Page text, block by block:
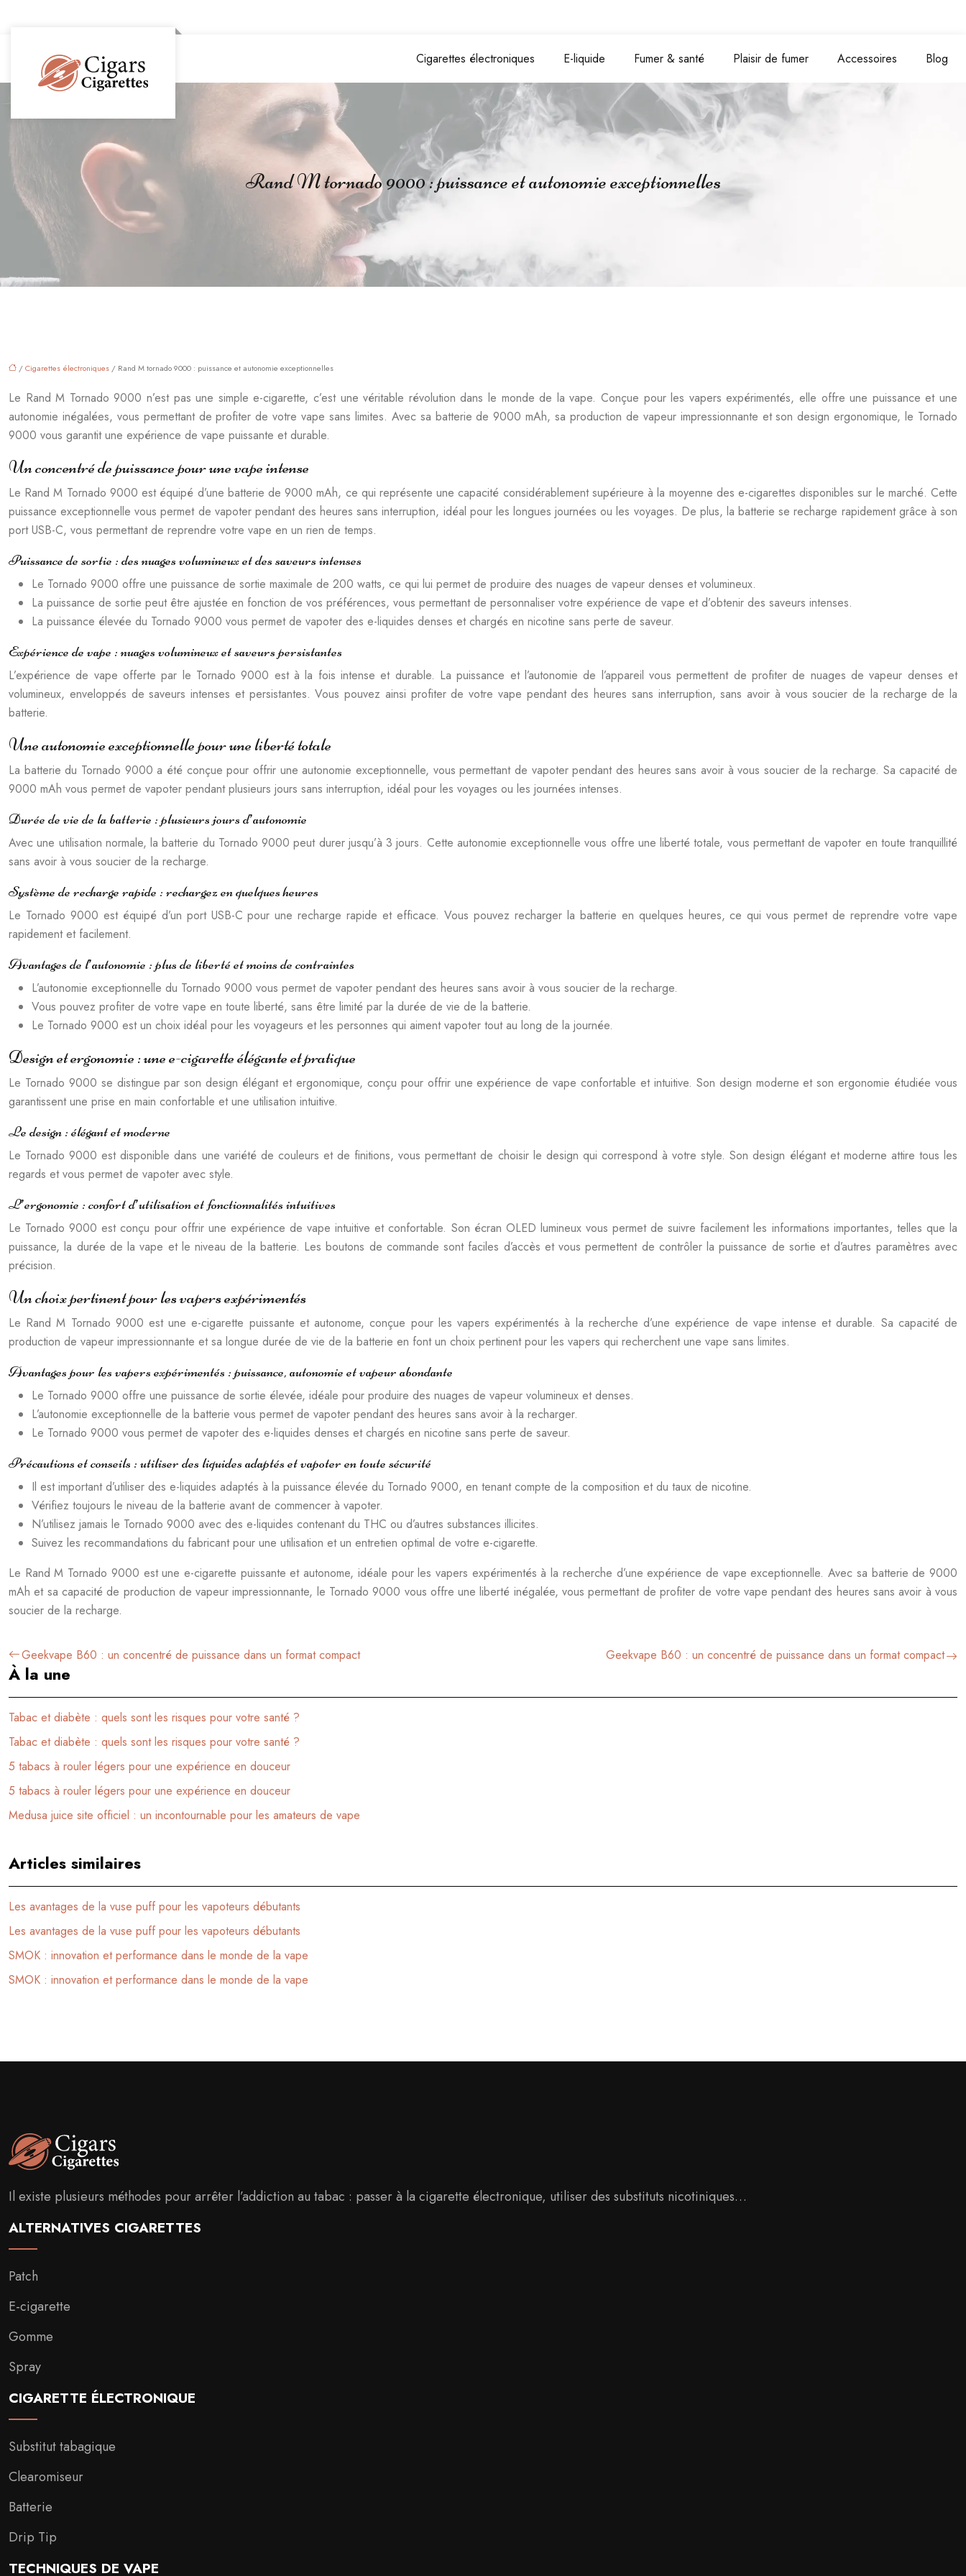
Cigarettes électroniques E-liquide Fumer & santé Plaisir de fumer Accessoires Blog
Rand M tornado 9000 : puissance et autonomie exceptionnelles
/Cigarettes électroniques / Rand M tornado 9000 : puissance et autonomie exceptionnelles
Le Rand M Tornado 9000 n’est pas une simple e-cigarette, c’est une véritable révolution dans le monde de la vape. Conçue pour les vapers expérimentés, elle offre une puissance et une
autonomie inégalées, vous permettant de profiter de votre vape sans limites. Avec sa batterie de 9000 mAh, sa production de vapeur impressionnante et son design ergonomique, le Tornado
9000 vous garantit une expérience de vape puissante et durable.
Un concentré de puissance pour une vape intense
Le Rand M Tornado 9000 est équipé d’une batterie de 9000 mAh, ce qui représente une capacité considérablement supérieure à la moyenne des e-cigarettes disponibles sur le marché. Cette
puissance exceptionnelle vous permet de vapoter pendant des heures sans interruption, idéal pour les longues journées ou les voyages. De plus, la batterie se recharge rapidement grâce à son
port USB-C, vous permettant de reprendre votre vape en un rien de temps.
Puissance de sortie : des nuages volumineux et des saveurs intenses
Le Tornado 9000 offre une puissance de sortie maximale de 200 watts, ce qui lui permet de produire des nuages de vapeur denses et volumineux.
La puissance de sortie peut être ajustée en fonction de vos préférences, vous permettant de personnaliser votre expérience de vape et d’obtenir des saveurs intenses.
La puissance élevée du Tornado 9000 vous permet de vapoter des e-liquides denses et chargés en nicotine sans perte de saveur.
Expérience de vape : nuages volumineux et saveurs persistantes
L’expérience de vape offerte par le Tornado 9000 est à la fois intense et durable. La puissance et l’autonomie de l’appareil vous permettent de profiter de nuages de vapeur denses et
volumineux, enveloppés de saveurs intenses et persistantes. Vous pouvez ainsi profiter de votre vape pendant des heures sans interruption, sans avoir à vous soucier de la recharge de la
batterie.
Une autonomie exceptionnelle pour une liberté totale
La batterie du Tornado 9000 a été conçue pour offrir une autonomie exceptionnelle, vous permettant de vapoter pendant des heures sans avoir à vous soucier de la recharge. Sa capacité de
9000 mAh vous permet de vapoter pendant plusieurs jours sans interruption, idéal pour les voyages ou les journées intenses.
Durée de vie de la batterie : plusieurs jours d’autonomie
Avec une utilisation normale, la batterie du Tornado 9000 peut durer jusqu’à 3 jours. Cette autonomie exceptionnelle vous offre une liberté totale, vous permettant de vapoter en toute tranquillité
sans avoir à vous soucier de la recharge.
Système de recharge rapide : rechargez en quelques heures
Le Tornado 9000 est équipé d’un port USB-C pour une recharge rapide et efficace. Vous pouvez recharger la batterie en quelques heures, ce qui vous permet de reprendre votre vape
rapidement et facilement.
Avantages de l’autonomie : plus de liberté et moins de contraintes
L’autonomie exceptionnelle du Tornado 9000 vous permet de vapoter pendant des heures sans avoir à vous soucier de la recharge.
Vous pouvez profiter de votre vape en toute liberté, sans être limité par la durée de vie de la batterie.
Le Tornado 9000 est un choix idéal pour les voyageurs et les personnes qui aiment vapoter tout au long de la journée.
Design et ergonomie : une e-cigarette élégante et pratique
Le Tornado 9000 se distingue par son design élégant et ergonomique, conçu pour offrir une expérience de vape confortable et intuitive. Son design moderne et son ergonomie étudiée vous
garantissent une prise en main confortable et une utilisation intuitive.
Le design : élégant et moderne
Le Tornado 9000 est disponible dans une variété de couleurs et de finitions, vous permettant de choisir le design qui correspond à votre style. Son design élégant et moderne attire tous les
regards et vous permet de vapoter avec style.
L’ergonomie : confort d’utilisation et fonctionnalités intuitives
Le Tornado 9000 est conçu pour offrir une expérience de vape intuitive et confortable. Son écran OLED lumineux vous permet de suivre facilement les informations importantes, telles que la
puissance, la durée de la vape et le niveau de la batterie. Les boutons de commande sont faciles d’accès et vous permettent de contrôler la puissance de sortie et d’autres paramètres avec
précision.
Un choix pertinent pour les vapers expérimentés
Le Rand M Tornado 9000 est une e-cigarette puissante et autonome, conçue pour les vapers expérimentés à la recherche d’une expérience de vape intense et durable. Sa capacité de
production de vapeur impressionnante et sa longue durée de vie de la batterie en font un choix pertinent pour les vapers qui recherchent une vape sans limites.
Avantages pour les vapers expérimentés : puissance, autonomie et vapeur abondante
Le Tornado 9000 offre une puissance de sortie élevée, idéale pour produire des nuages de vapeur volumineux et denses.
L’autonomie exceptionnelle de la batterie vous permet de vapoter pendant des heures sans avoir à la recharger.
Le Tornado 9000 vous permet de vapoter des e-liquides denses et chargés en nicotine sans perte de saveur.
Précautions et conseils : utiliser des liquides adaptés et vapoter en toute sécurité
Il est important d’utiliser des e-liquides adaptés à la puissance élevée du Tornado 9000, en tenant compte de la composition et du taux de nicotine.
Vérifiez toujours le niveau de la batterie avant de commencer à vapoter.
N’utilisez jamais le Tornado 9000 avec des e-liquides contenant du THC ou d’autres substances illicites.
Suivez les recommandations du fabricant pour une utilisation et un entretien optimal de votre e-cigarette.
Le Rand M Tornado 9000 est une e-cigarette puissante et autonome, idéale pour les vapers expérimentés à la recherche d’une expérience de vape exceptionnelle. Avec sa batterie de 9000
mAh et sa capacité de production de vapeur impressionnante, le Tornado 9000 vous offre une liberté inégalée, vous permettant de profiter de votre vape pendant des heures sans avoir à vous
soucier de la recharge.
Geekvape B60 : un concentré de puissance dans un format compact Geekvape B60 : un concentré de puissance dans un format compact
À la une
Tabac et diabète : quels sont les risques pour votre santé ?
Tabac et diabète : quels sont les risques pour votre santé ?
5 tabacs à rouler légers pour une expérience en douceur
5 tabacs à rouler légers pour une expérience en douceur
Medusa juice site officiel : un incontournable pour les amateurs de vape
Articles similaires
Les avantages de la vuse puff pour les vapoteurs débutants
Les avantages de la vuse puff pour les vapoteurs débutants
SMOK : innovation et performance dans le monde de la vape
SMOK : innovation et performance dans le monde de la vape
Il existe plusieurs méthodes pour arrêter l’addiction au tabac : passer à la cigarette électronique, utiliser des substituts nicotiniques…
ALTERNATIVES CIGARETTES
Patch
E-cigarette
Gomme
Spray
CIGARETTE ÉLECTRONIQUE
Substitut tabagique
Clearomiseur
Batterie
Drip Tip
TECHNIQUES DE VAPE